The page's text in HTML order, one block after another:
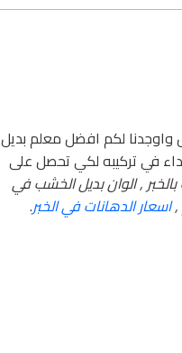
لكم افضل معلم بديل
في تركيبه لكي تحصل على
, الوان بديل الخشب في
,اسعار الدهانات في الخبر.